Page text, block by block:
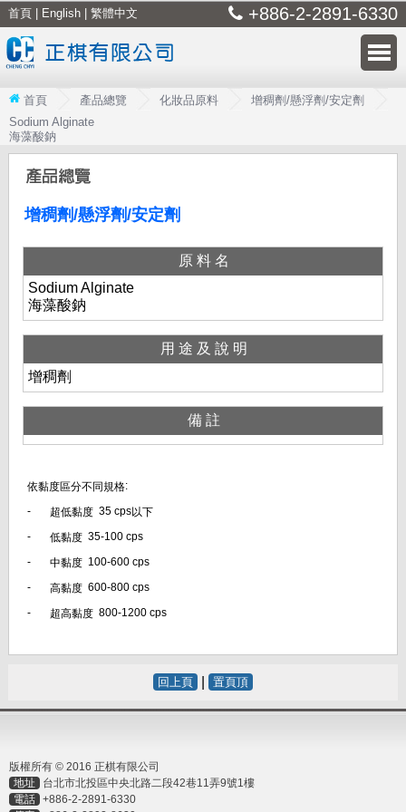
首頁| English| 繁體中文 +886-2-2891-6330
首頁 產品總覽 化妝品原料
增稠劑/懸浮劑/安定劑
Sodium Alginate
海藻酸鈉
增稠劑/懸浮劑/安定劑
原料名
Sodium Alginate
海藻酸鈉
用途及說明
增稠劑
備註
依黏度區分不同規格:
-
超低黏度35 cps以下
-
低黏度35-100 cps
-
中黏度100-600 cps
-
高黏度600-800 cps
-
超高黏度800-1200 cps
回上頁 置頁頂
版權所有 © 2016 正棋有限公司
地址
台北市北投區中央北路二段42巷11弄9號1樓
電話 +886-2-2891-6330